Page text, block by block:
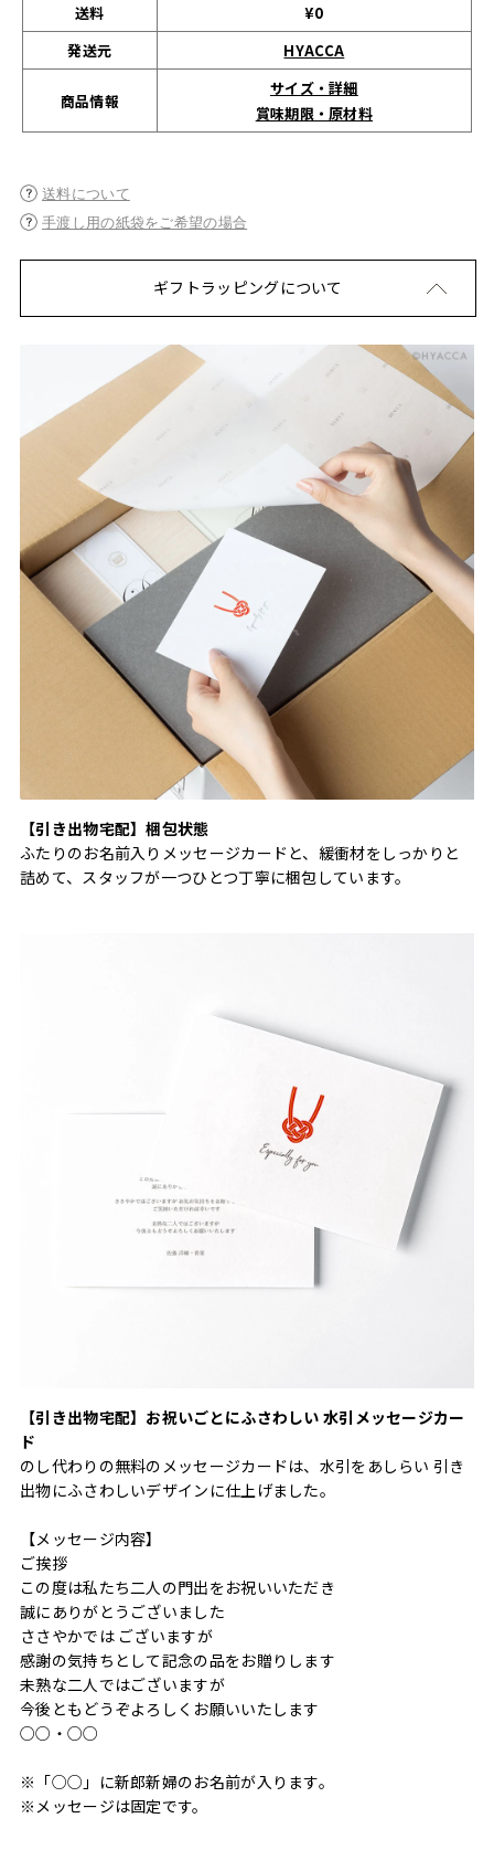
送料
¥0
発送元
HYACCA
商品情報
サイズ・詳細
賞味期限・原材料
送料について
手渡し用の紙袋をご希望の場合
ギフトラッピングについて
【引き出物宅配】梱包状態
ふたりのお名前入りメッセージカードと、緩衝材をしっかりと
詰めて、スタッフが一つひとつ丁寧に梱包しています。
【引き出物宅配】お祝いごとにふさわしい 水引メッセージカー
ド
のし代わりの無料のメッセージカードは、水引をあしらい 引き
出物にふさわしいデザインに仕上げました。
【メッセージ内容】
ご挨拶
この度は私たち二人の門出をお祝いいただき
誠にありがとうございました
ささやかでは ございますが
感謝の気持ちとして記念の品をお贈りします
未熟な二人ではございますが
今後ともどうぞよろしくお願いいたします
○○・○○
※「○○」に新郎新婦のお名前が入ります。
※メッセージは固定です。